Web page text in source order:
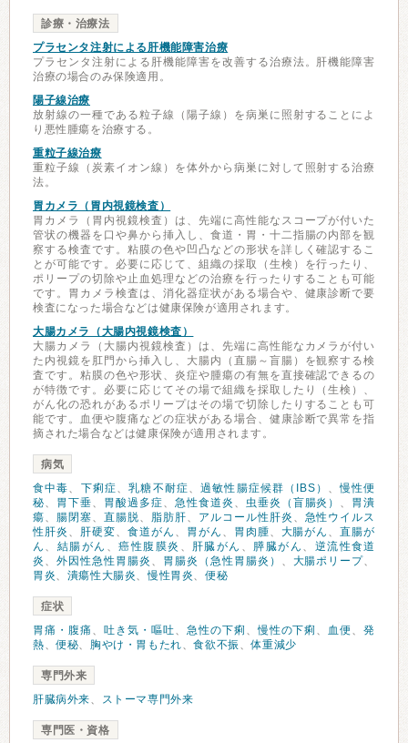
診療・治療法
プラセンタ注射による肝機能障害治療
プラセンタ注射による肝機能障害を改善する治療法。肝機能障害
治療の場合のみ保険適用。
陽子線治療
放射線の一種である粒子線（陽子線）を病巣に照射することによ
り悪性腫瘍を治療する。
重粒子線治療
重粒子線（炭素イオン線）を体外から病巣に対して照射する治療
法。
胃カメラ（胃内視鏡検査）
胃カメラ（胃内視鏡検査）は、先端に高性能なスコープが付いた
管状の機器を口や鼻から挿入し、食道・胃・十二指腸の内部を観
察する検査です。粘膜の色や凹凸などの形状を詳しく確認するこ
とが可能です。必要に応じて、組織の採取（生検）を行ったり、
ポリープの切除や止血処理などの治療を行ったりすることも可能
です。胃カメラ検査は、消化器症状がある場合や、健康診断で要
検査になった場合などは健康保険が適用されます。
大腸カメラ（大腸内視鏡検査）
大腸カメラ（大腸内視鏡検査）は、先端に高性能なカメラが付い
た内視鏡を肛門から挿入し、大腸内（直腸～盲腸）を観察する検
査です。粘膜の色や形状、炎症や腫瘍の有無を直接確認できるの
が特徴です。必要に応じてその場で組織を採取したり（生検）、
がん化の恐れがあるポリープはその場で切除したりすることも可
能です。血便や腹痛などの症状がある場合、健康診断で異常を指
摘された場合などは健康保険が適用されます。
病気
食中毒、 下痢症、乳糖不耐症、過敏性腸症候群（IBS） 、慢性便
秘、 胃下垂、 胃酸過多症、 急性食道炎 、 虫垂炎（盲腸炎） 、 胃潰
瘍、 腸閉塞、 直腸脱、 脂肪肝、 アルコール性肝炎 、 急性ウイルス
性肝炎 、 肝硬変、 食道がん 、 胃がん 、 胃肉腫、 大腸がん 、直腸が
ん 、 結腸がん 、癌性腹膜炎 、 肝臓がん 、 膵臓がん 、 逆流性食道
炎 、 外因性急性胃腸炎 、 胃腸炎（急性胃腸炎） 、 大腸ポリープ、
胃炎、 潰瘍性大腸炎、慢性胃炎、便秘
症状
胃痛・腹痛 、 吐き気・嘔吐、 急性の下痢 、慢性の下痢 、 血便、発
熱、便秘、 胸やけ・胃もたれ、食欲不振 、体重減少
専門外来
肝臓病外来、 ストーマ専門外来
専門医・資格